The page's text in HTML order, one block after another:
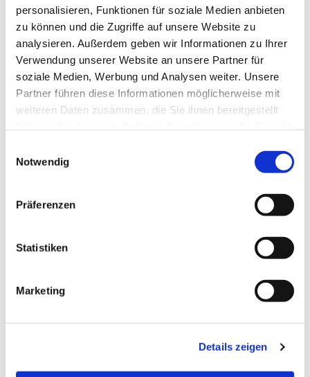
personalisieren, Funktionen für soziale Medien anbieten
zu können und die Zugriffe auf unsere Website zu
analysieren. Außerdem geben wir Informationen zu Ihrer
Verwendung unserer Website an unsere Partner für
soziale Medien, Werbung und Analysen weiter. Unsere
Partner führen diese Informationen möglicherweise mit
weiteren Daten zusammen, die Sie ihnen bereitgestellt
Notwendig
Präferenzen
Statistiken
Marketing
Details zeigen
Dies könnte Sie auch
interessieren